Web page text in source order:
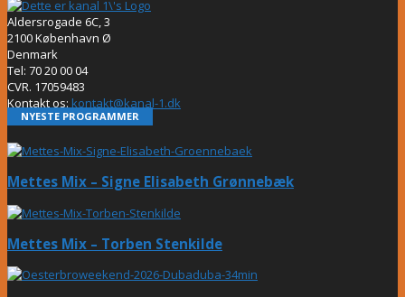
Aldersrogade 6C, 3
2100 København Ø
Denmark
Tel: 70 20 00 04
CVR. 17059483
Kontakt os: kontakt@kanal-1.dk
NYESTE PROGRAMMER
Mettes Mix – Signe Elisabeth Grønnebæk
Mettes Mix – Torben Stenkilde